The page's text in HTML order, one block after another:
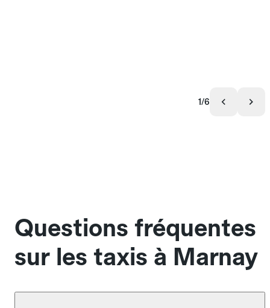
1/6
Questions fréquentes
sur les taxis à Marnay